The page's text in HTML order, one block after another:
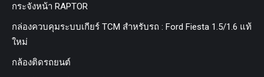
กระจังหน้า RAPTOR
กล่องควบคุมระบบเกียร์ TCM สำหรับรถ : Ford Fiesta 1.5/1.6 แท้
ใหม่
กล้องติดรถยนต์